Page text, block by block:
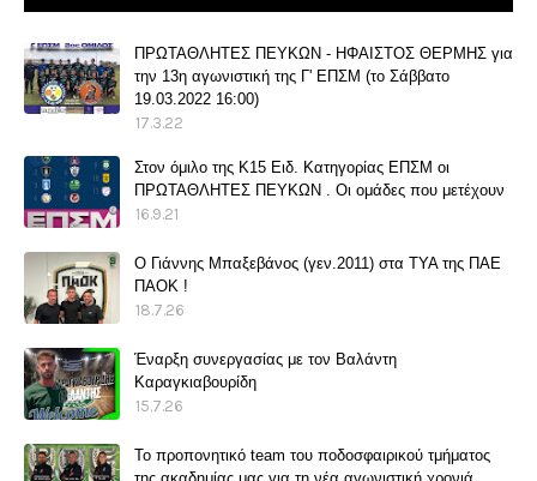
ΠΡΩΤΑΘΛΗΤΕΣ ΠΕΥΚΩΝ - ΗΦΑΙΣΤΟΣ ΘΕΡΜΗΣ για
την 13η αγωνιστική της Γ' ΕΠΣΜ (το Σάββατο
19.03.2022 16:00)
17.3.22
Στον όμιλο της Κ15 Ειδ. Κατηγορίας ΕΠΣΜ οι
ΠΡΩΤΑΘΛΗΤΕΣ ΠΕΥΚΩΝ . Οι ομάδες που μετέχουν
16.9.21
O Γιάννης Μπαξεβάνος (γεν.2011) στα ΤΥΑ της ΠΑΕ
ΠΑΟΚ !
18.7.26
Έναρξη συνεργασίας με τον Βαλάντη
Καραγκιαβουρίδη
15.7.26
Το προπονητικό team του ποδοσφαιρικού τμήματος